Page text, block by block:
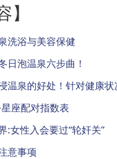
】
洗浴与美容保健
日泡温泉六步曲！
温泉的好处！针对健康状
座配对指数表
:女性入会要过“轮奸关”
意事项